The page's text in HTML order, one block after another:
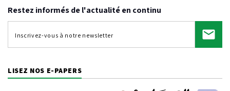
Restez informés de l'actualité en continu
LISEZ NOS E-PAPERS